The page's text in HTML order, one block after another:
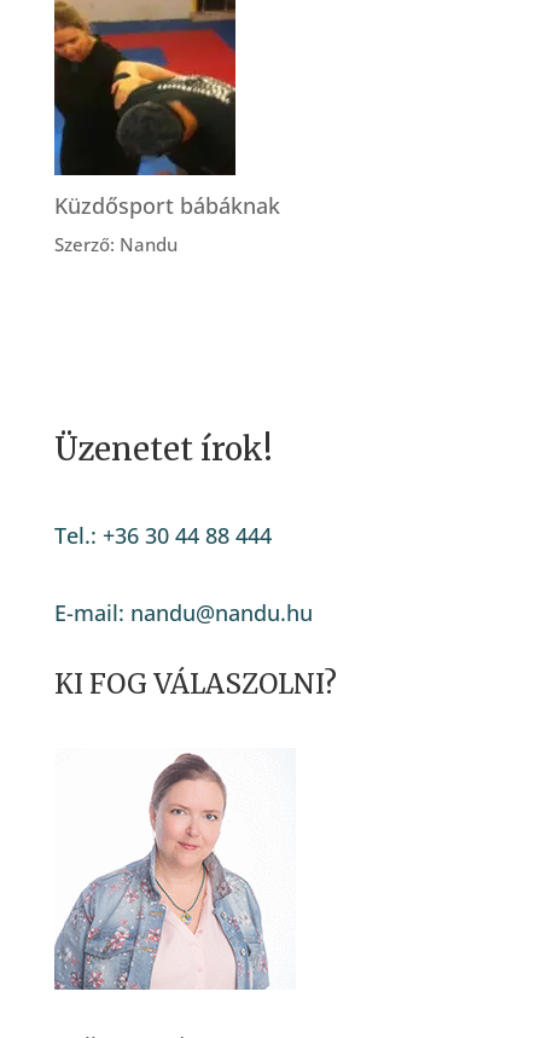
Küzdősport bábáknak
Szerző: Nandu
Üzenetet írok!
Tel.: +36 30 44 88 444
E-mail: nandu@nandu.hu
KI FOG VÁLASZOLNI?